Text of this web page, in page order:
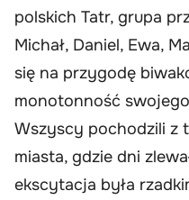
polskich Tatr, grupa
Michał, Daniel, Ewa,
się na przygodę
monotonność
Wszyscy pochodzili z
miasta, gdzie dni
ekscytacja była